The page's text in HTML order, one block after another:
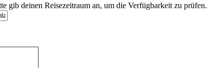
gib deinen Reisezeitraum an, um die Verfügbarkeit zu prüfen.